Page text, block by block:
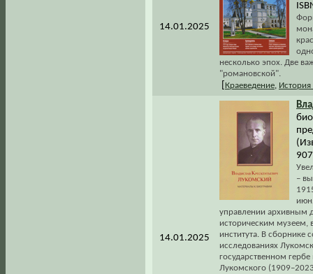
14.01.2025
несколько эпох. Две
"романовской".
Краеведение, История
14.01.2025
–
управлении архивным
историческим музеем,
института. В сборнике
исследованиях
государственном
Лукомского